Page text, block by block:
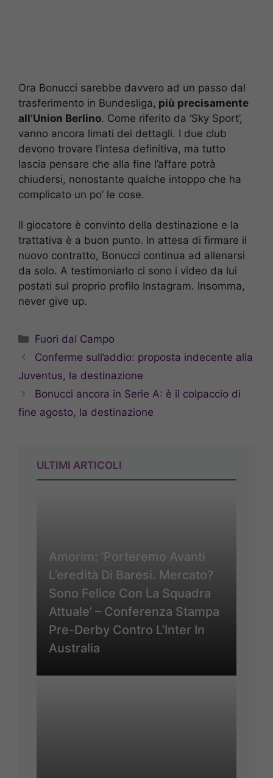
Ora Bonucci sarebbe davvero ad un passo dal
trasferimento in Bundesliga, più precisamente
all’Union Berlino. Come riferito da ‘Sky Sport’,
vanno ancora limati dei dettagli. I due club
devono trovare l’intesa definitiva, ma tutto
lascia pensare che alla fine l’affare potrà
chiudersi, nonostante qualche intoppo che ha
complicato un po’ le cose.
Il giocatore è convinto della destinazione e la
trattativa è a buon punto. In attesa di firmare il
nuovo contratto, Bonucci continua ad allenarsi
da solo. A testimoniarlo ci sono i video da lui
postati sul proprio profilo Instagram. Insomma,
never give up.
Categorie
Fuori dal Campo
Conferme sull’addio: proposta indecente alla
Juventus, la destinazione
Bonucci ancora in Serie A: è il colpaccio di
fine agosto, la destinazione
ULTIMI ARTICOLI
Amorim: ‘Porteremo Avanti
L’eredità Di Baresi. Mercato?
Sono Felice Con La Squadra
Attuale’ – Conferenza Stampa
Pre-Derby Contro L’Inter In
Australia